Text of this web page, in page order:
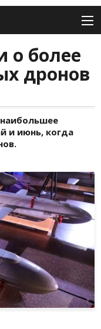
о более
дронов
и июнь, когда